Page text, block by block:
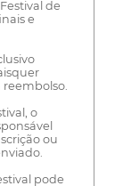
de
e
o
ou
pode